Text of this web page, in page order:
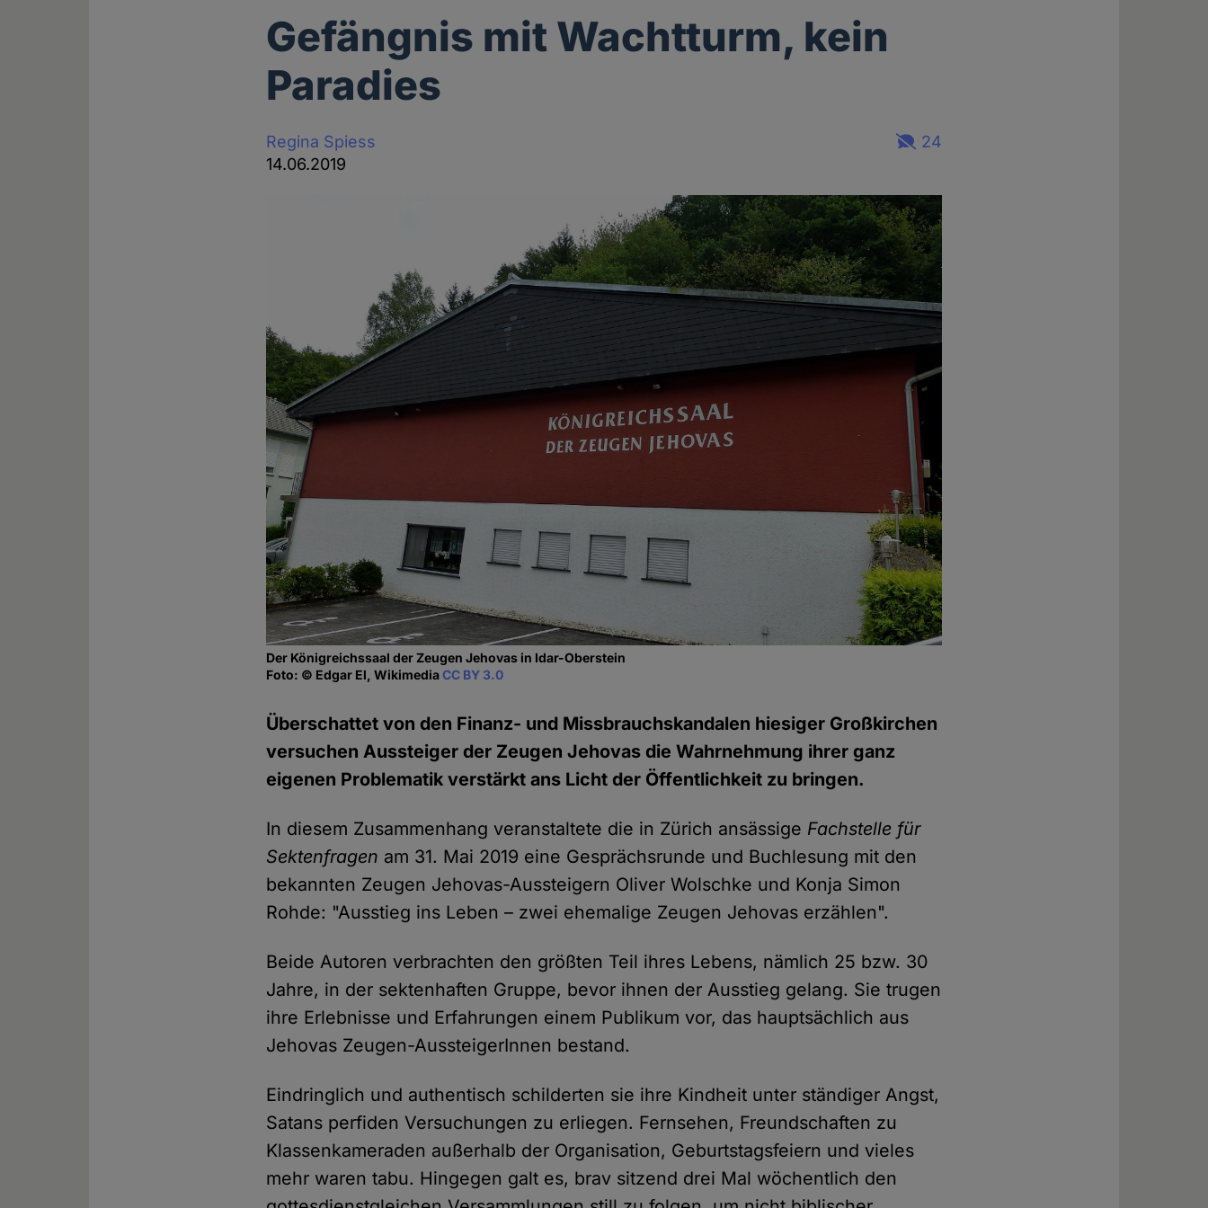
Gefängnis mit Wachtturm, kein
Paradies
Regina Spiess
14.06.2019
24
Der Königreichssaal der Zeugen Jehovas in Idar-Oberstein
Foto: © Edgar El, WikimediaCC BY 3.0
Überschattet von den Finanz- und Missbrauchskandalen hiesiger Großkirchen
versuchen Aussteiger der Zeugen Jehovas die Wahrnehmung ihrer ganz
eigenen Problematik verstärkt ans Licht der Öffentlichkeit zu bringen.
In diesem Zusammenhang veranstaltete die in Zürich ansässige Fachstelle für
Sektenfragen am 31. Mai 2019 eine Gesprächsrunde und Buchlesung mit den
bekannten Zeugen Jehovas-Aussteigern Oliver Wolschke und Konja Simon
Rohde: "Ausstieg ins Leben – zwei ehemalige Zeugen Jehovas erzählen".
Beide Autoren verbrachten den größten Teil ihres Lebens, nämlich 25 bzw. 30
Jahre, in der sektenhaften Gruppe, bevor ihnen der Ausstieg gelang. Sie trugen
ihre Erlebnisse und Erfahrungen einem Publikum vor, das hauptsächlich aus
Jehovas Zeugen-AussteigerInnen bestand.
Eindringlich und authentisch schilderten sie ihre Kindheit unter ständiger Angst,
Satans perfiden Versuchungen zu erliegen. Fernsehen, Freundschaften zu
Klassenkameraden außerhalb der Organisation, Geburtstagsfeiern und vieles
mehr waren tabu. Hingegen galt es, brav sitzend drei Mal wöchentlich den